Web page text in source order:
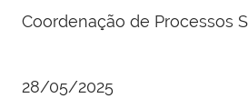
Coordenação de Processos
28/05/2025